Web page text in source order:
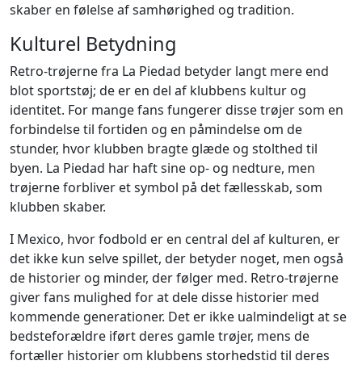
skaber en følelse af samhørighed og tradition.
Kulturel Betydning
Retro-trøjerne fra La Piedad betyder langt mere end
blot sportstøj; de er en del af klubbens kultur og
identitet. For mange fans fungerer disse trøjer som en
forbindelse til fortiden og en påmindelse om de
stunder, hvor klubben bragte glæde og stolthed til
byen. La Piedad har haft sine op- og nedture, men
trøjerne forbliver et symbol på det fællesskab, som
klubben skaber.
I Mexico, hvor fodbold er en central del af kulturen, er
det ikke kun selve spillet, der betyder noget, men også
de historier og minder, der følger med. Retro-trøjerne
giver fans mulighed for at dele disse historier med
kommende generationer. Det er ikke ualmindeligt at se
bedsteforældre iført deres gamle trøjer, mens de
fortæller historier om klubbens storhedstid til deres